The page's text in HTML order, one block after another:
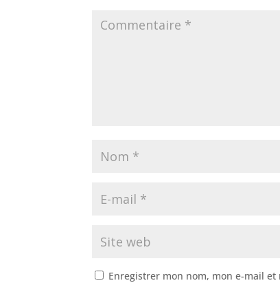
Enregistrer mon nom, mon e-mail